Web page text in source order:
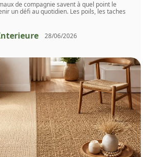
de compagnie savent à quel point le
un défi au quotidien. Les poils, les taches
28/06/2026